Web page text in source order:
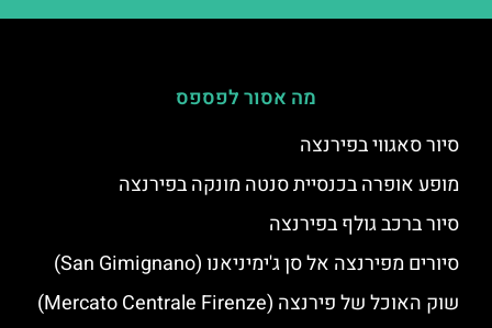
מה אסור לפספס
סיור סאגווי בפירנצה
מופע אופרה בכנסיית סנטה מונקה בפירנצה
סיור ברכב גולף בפירנצה
סיורים מפירנצה אל סן ג'ימיניאנו (San Gimignano)
שוק האוכל של פירנצה (Mercato Centrale Firenze)